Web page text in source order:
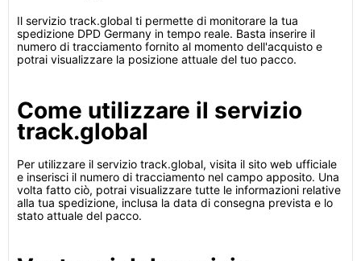
Il servizio track.global ti permette di monitorare la tua
spedizione DPD Germany in tempo reale. Basta inserire il
numero di tracciamento fornito al momento dell'acquisto e
potrai visualizzare la posizione attuale del tuo pacco.
Come utilizzare il servizio
track.global
Per utilizzare il servizio track.global, visita il sito web ufficiale
e inserisci il numero di tracciamento nel campo apposito. Una
volta fatto ciò, potrai visualizzare tutte le informazioni relative
alla tua spedizione, inclusa la data di consegna prevista e lo
stato attuale del pacco.